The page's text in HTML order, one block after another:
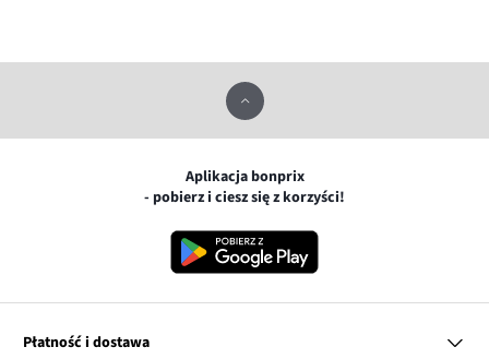
Aplikacja bonprix
- pobierz i ciesz się z korzyści!
Płatność i dostawa